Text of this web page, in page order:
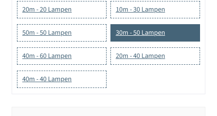
20m - 20 Lampen 10m - 30 Lampen
50m - 50 Lampen 30m - 50 Lampen
40m - 60 Lampen 20m - 40 Lampen
40m - 40 Lampen